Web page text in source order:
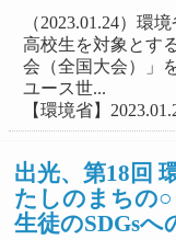
（2023.01.24）環
高校生を対象とす
会（全国大会）」
ユース世...
【環境省】
出光、第18回
たしのまちの
生徒のSDGs